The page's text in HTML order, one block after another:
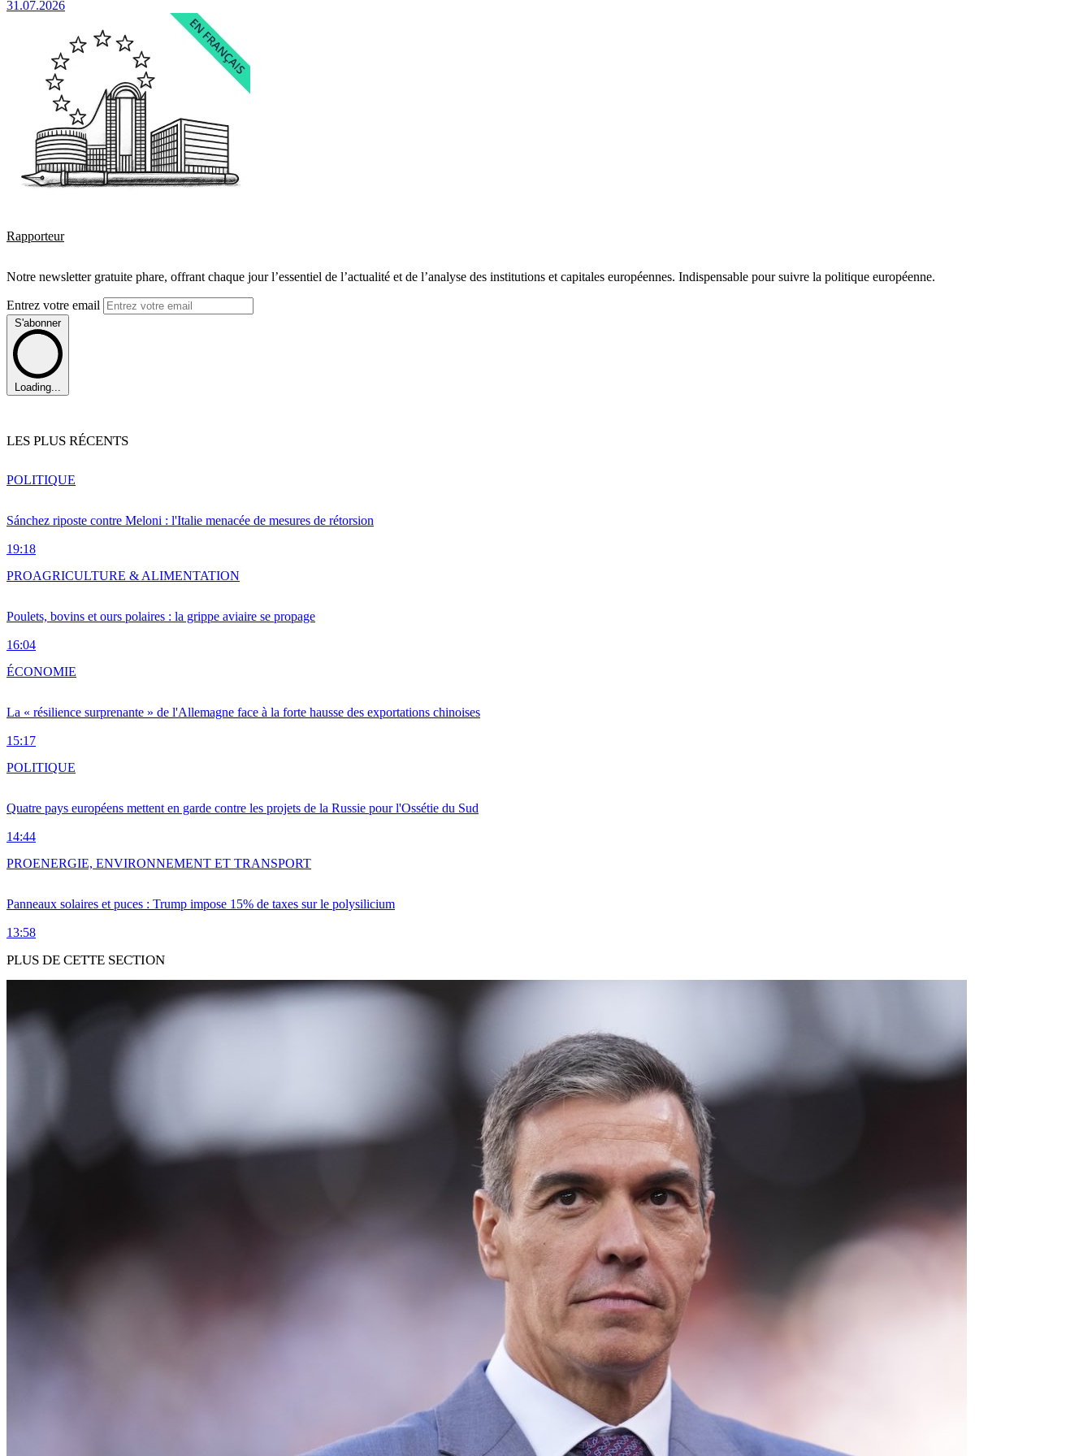
31.07.2026
Rapporteur
Notre newsletter gratuite phare, offrant chaque jour l’essentiel de l’actualité et de l’analyse des institutions et capitales européennes. Indispensable pour suivre la politique européenne.
Entrez votre email
S'abonner
Loading...
LES PLUS RÉCENTS
Sánchez riposte contre Meloni : l'Italie menacée de mesures de rétorsion
19:18
POLITIQUE
Poulets, bovins et ours polaires : la grippe aviaire se propage
16:04
PROAGRICULTURE & ALIMENTATION
La « résilience surprenante » de l'Allemagne face à la forte hausse des exportations chinoises
15:17
ÉCONOMIE
Quatre pays européens mettent en garde contre les projets de la Russie pour l'Ossétie du Sud
14:44
POLITIQUE
Panneaux solaires et puces : Trump impose 15% de taxes sur le polysilicium
13:58
PROENERGIE, ENVIRONNEMENT ET TRANSPORT
PLUS DE CETTE SECTION